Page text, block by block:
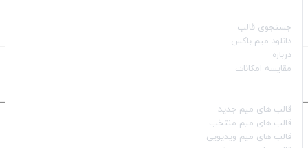
جستجوی قالب
دانلود میم باکس
درباره
مقایسه امکانات
قالب‌ های میم جدید
قالب‌ های میم منتخب
قالب‌ های میم ویدیویی